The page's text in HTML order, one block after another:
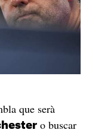
que serà
o buscar